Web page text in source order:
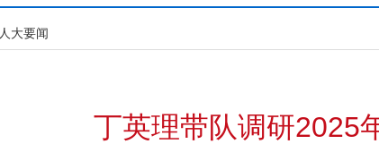
人大要闻
丁英理带队调研2025